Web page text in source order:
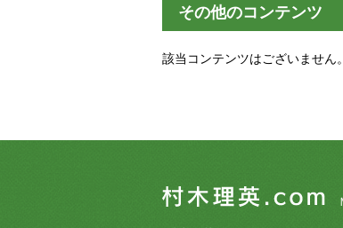
その他のコンテンツ
該当コンテンツはございません。